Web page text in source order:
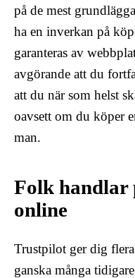
på de mest
ha en inverkan på
garanteras av
avgörande att du
att du när som helst
oavsett om du köper
man.
Folk handlar
online
Trustpilot ger dig
ganska många